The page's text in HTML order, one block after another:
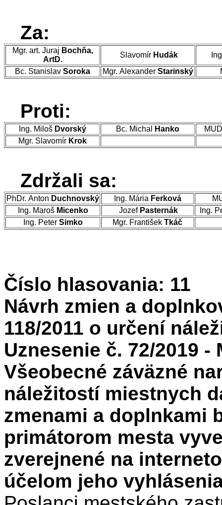
Za:
Mgr. art. Juraj Bochňa,
ArtD.
Slavomír Hudák
Bc. Stanislav Soroka Mgr. Alexander Starinský
Proti:
Ing. Miloš Dvorský Bc. Michal Hanko
Mgr. Slavomír Krok
Zdržali sa:
PhDr. Anton Duchnovský Ing. Mária Ferková
Ing. Maroš Micenko Jozef Pasternák
Ing.
Ing. Peter Simko Mgr. František Tkáč
Číslo hlasovania: 11
Návrh zmien a
118/2011 o určení
Uznesenie č. 72/2019
Všeobecné záväzné
náležitostí miestnych
zmenami a doplnkami
primátorom mesta
zverejnené na
účelom jeho